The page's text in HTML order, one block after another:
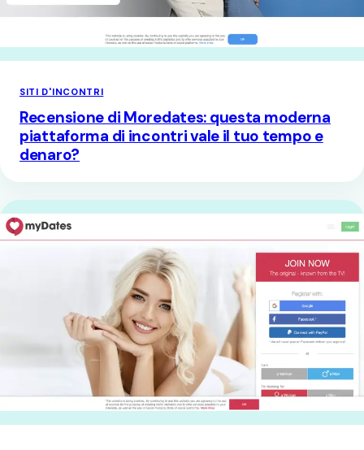
SITI D'INCONTRI
Recensione di Moredates: questa moderna
piattaforma di incontri vale il tuo tempo e
denaro?